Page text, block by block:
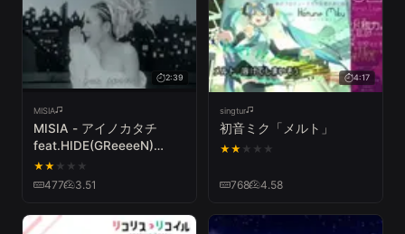
2:39
MISIA
MISIA - アイノカタチ
feat.HIDE(GReeeeN)
（Official Music Video）
★★ ★ ★ ★
477 3.51
4:17
singtur
初音ミク「メルト」
★★ ★ ★ ★
768 4.58